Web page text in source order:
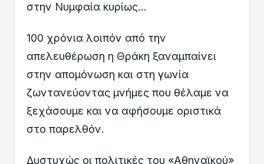
στην Νυμφαία κυρίως…
100 χρόνια λοιπόν από την
απελευθέρωση η Θράκη ξαναμπαίνει
στην απομόνωση και στη γωνία
ζωντανεύοντας μνήμες που θέλαμε να
ξεχάσουμε και να αφήσουμε οριστικά
στο παρελθόν.
Δυστυχώς οι πολιτικές του «Αθηναϊκού»